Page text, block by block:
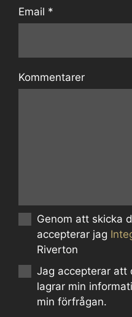
Email *
Kommentarer
Genom att skicka
accepterar jag
Riverton
Jag accepterar att
lagrar min
min förfrågan.